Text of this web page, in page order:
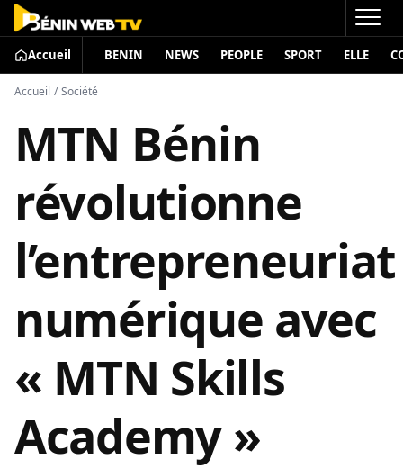
Accueil BENIN NEWS PEOPLE SPORT ELLE
Accueil / Société
MTN Bénin
révolutionne
l’entrepreneuriat
numérique avec
« MTN Skills
Academy »